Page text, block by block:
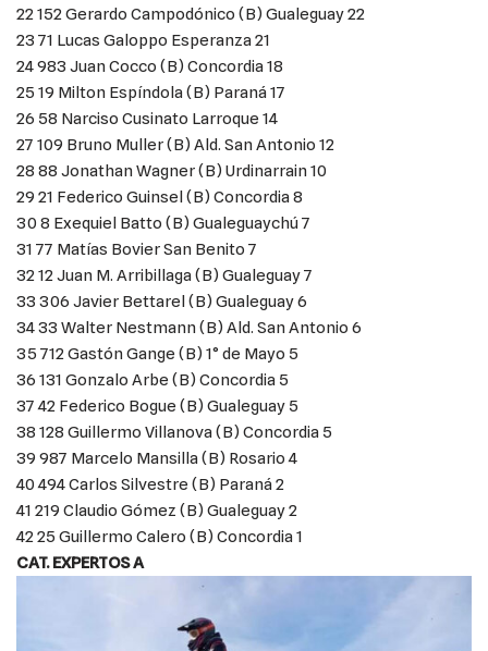
22 152 Gerardo Campodónico (B) Gualeguay 22
23 71 Lucas Galoppo Esperanza 21
24 983 Juan Cocco (B) Concordia 18
25 19 Milton Espíndola (B) Paraná 17
26 58 Narciso Cusinato Larroque 14
27 109 Bruno Muller (B) Ald. San Antonio 12
28 88 Jonathan Wagner (B) Urdinarrain 10
29 21 Federico Guinsel (B) Concordia 8
30 8 Exequiel Batto (B) Gualeguaychú 7
31 77 Matías Bovier San Benito 7
32 12 Juan M. Arribillaga (B) Gualeguay 7
33 306 Javier Bettarel (B) Gualeguay 6
34 33 Walter Nestmann (B) Ald. San Antonio 6
35 712 Gastón Gange (B) 1° de Mayo 5
36 131 Gonzalo Arbe (B) Concordia 5
37 42 Federico Bogue (B) Gualeguay 5
38 128 Guillermo Villanova (B) Concordia 5
39 987 Marcelo Mansilla (B) Rosario 4
40 494 Carlos Silvestre (B) Paraná 2
41 219 Claudio Gómez (B) Gualeguay 2
42 25 Guillermo Calero (B) Concordia 1
CAT. EXPERTOS A